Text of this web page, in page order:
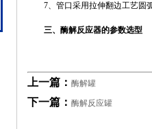
7、管口采用拉伸翻边工艺圆弧
三、 酶解反应器的参数选型
上一篇： 酶解罐
下一篇： 酶解反应罐